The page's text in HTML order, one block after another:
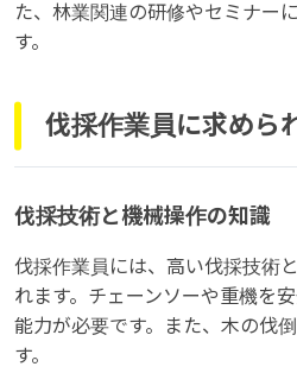
た、林業関連の研修やセミナー
す。
伐採作業員に求めら
伐採技術と機械操作の知識
伐採作業員には、高い伐採技術
れます。チェーンソーや重機を
能力が必要です。また、木の伐
す。